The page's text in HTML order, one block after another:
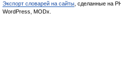
Экспорт словарей на сайты , сделанные на
WordPress, MODx.